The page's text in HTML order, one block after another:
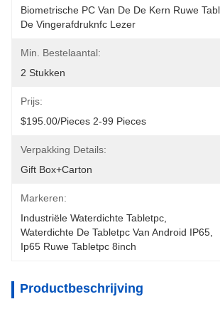
Biometrische PC Van De De Kern Ruwe
De Vingerafdruknfc Lezer
Min. Bestelaantal:
2 Stukken
Prijs:
$195.00/Pieces 2-99 Pieces
Verpakking Details:
Gift Box+carton
Markeren:
Industriële Waterdichte Tabletpc
Waterdichte De Tabletpc Van Android IP65
Ip65 Ruwe Tabletpc 8inch
Productbeschrijving